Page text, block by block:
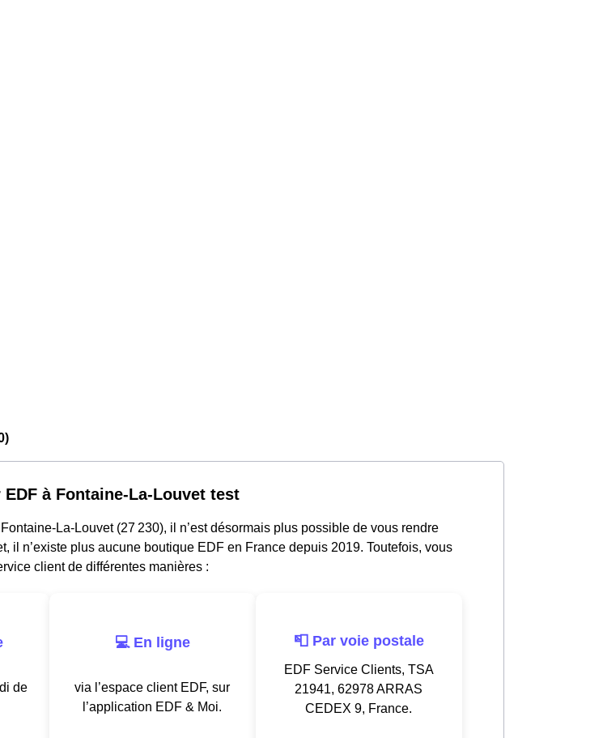
à Fontaine-La-Louvet test
La-Louvet (27 230), il n’est désormais plus possible de vous rendre
il n’existe plus aucune boutique EDF en France depuis 2019. Toutefois, vous
client de différentes manières :
de
💻 En ligne
via l’espace client EDF, sur
l’application EDF & Moi.
📮 Par voie postale
EDF Service Clients, TSA
21941, 62978 ARRAS
CEDEX 9, France.